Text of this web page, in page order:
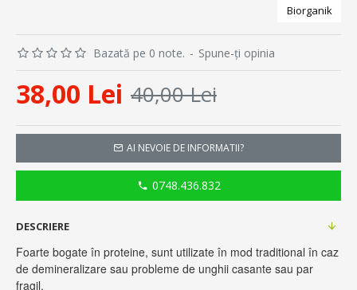
Biorganik
Bazată pe 0 note. - Spune-ţi opinia
38,00 Lei 40,00 Lei
AI NEVOIE DE INFORMATII?
0748.436.832
DESCRIERE
Foarte bogate în proteine, sunt utilizate în mod traditional în caz
de demineralizare sau probleme de unghii casante sau par
fragil.